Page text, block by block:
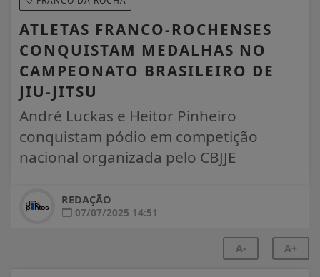
ATLETAS FRANCO-ROCHENSES
CONQUISTAM MEDALHAS NO
CAMPEONATO BRASILEIRO DE
JIU-JITSU
André Luckas e Heitor Pinheiro
conquistam pódio em competição
nacional organizada pelo CBJJE
REDAÇÃO
07/07/2025 14:51
A- A+